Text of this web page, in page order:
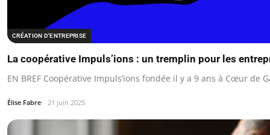
CRÉATION D'ENTREPRISE
La coopérative Impuls’ions : un tremplin pour les
EN BREF Coopérative Impuls’ions fondée il y a 9 ans à Cœur de
Élise Fabre 21 juin 2025